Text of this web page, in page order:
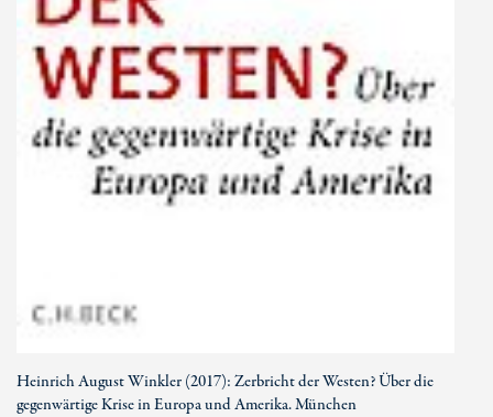
Heinrich August Winkler (2017): Zerbricht der Westen? Über die
gegenwärtige Krise in Europa und Amerika. München